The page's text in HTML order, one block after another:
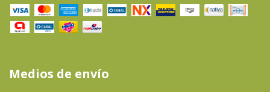
Medios de envío